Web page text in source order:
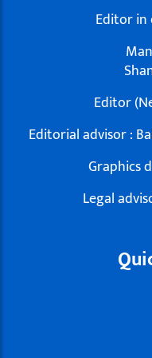
Editor in
Editor
Editorial advisor :
Graphics
Legal